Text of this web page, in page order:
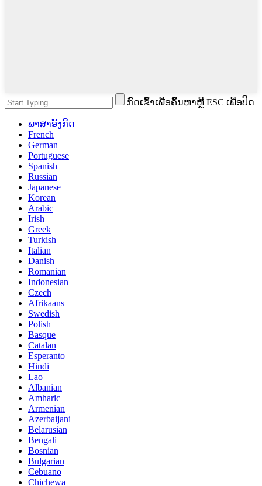
ກົດເຂົ້າເພື່ອຄົ້ນຫາຫຼື ESC ເພື່ອປິດ
ພາສາອັງກິດ
French
German
Portuguese
Spanish
Russian
Japanese
Korean
Arabic
Irish
Greek
Turkish
Italian
Danish
Romanian
Indonesian
Czech
Afrikaans
Swedish
Polish
Basque
Catalan
Esperanto
Hindi
Lao
Albanian
Amharic
Armenian
Azerbaijani
Belarusian
Bengali
Bosnian
Bulgarian
Cebuano
Chichewa